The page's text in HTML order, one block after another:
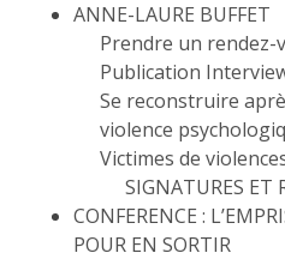
ANNE-LAURE BUFFET
Prendre un rendez-
Publication
Se reconstruire
violence
Victimes de
SIGNATURES ET
CONFERENCE :
POUR EN SORTIR